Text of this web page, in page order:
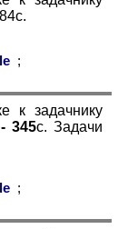
;
к задачнику
345с.Задачи
;